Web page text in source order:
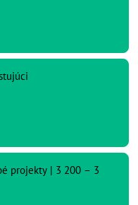
projekty | 3 200 – 3